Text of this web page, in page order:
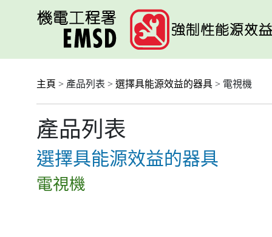
主頁 > 產品列表 > 選擇具能源效益的器具 > 電視機
產品列表
選擇具能源效益的器具
電視機